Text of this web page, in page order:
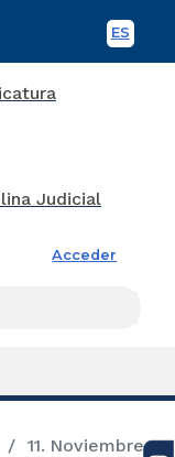
ES
Acceder
11. Noviembre